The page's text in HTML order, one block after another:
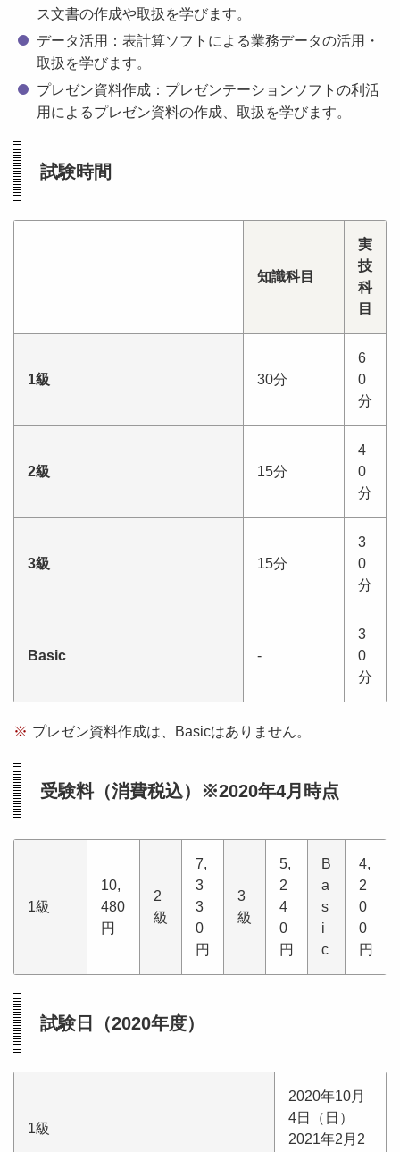
ス文書の作成や取扱を学びます。
データ活用：表計算ソフトによる業務データの活用・
取扱を学びます。
プレゼン資料作成：プレゼンテーションソフトの利活
用によるプレゼン資料の作成、取扱を学びます。
試験時間
知識科目
実
技
科
目
1級 30分
6
0
分
2級 15分
4
0
分
3級 15分
3
0
分
Basic -
3
0
分
※ プレゼン資料作成は、Basicはありません。
受験料（消費税込）※2020年4月時点
1級
10,
480
円
2
級
7,
3
3
0
円
3
級
5,
2
4
0
円
B
a
s
i
c
4,
2
0
0
円
試験日（2020年度）
1級
2020年10月
4日（日）
2021年2月2